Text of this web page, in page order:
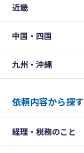
近畿
中国・四国
九州・沖縄
依頼内容から探す
経理・税務のこと